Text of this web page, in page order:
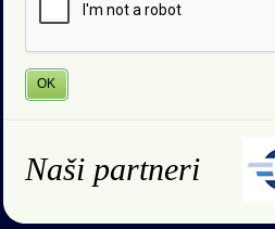
Naši partneri